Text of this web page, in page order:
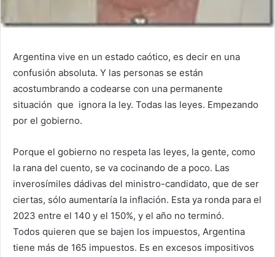
Argentina vive en un estado caótico, es decir en una
confusión absoluta. Y las personas se están
acostumbrando a codearse con una permanente
situación que ignora la ley. Todas las leyes. Empezando
por el gobierno.
Porque el gobierno no respeta las leyes, la gente, como
la rana del cuento, se va cocinando de a poco. Las
inverosímiles dádivas del ministro-candidato, que de ser
ciertas, sólo aumentaría la inflación. Esta ya ronda para el
2023 entre el 140 y el 150%, y el año no terminó.
Todos quieren que se bajen los impuestos, Argentina
tiene más de 165 impuestos. Es en excesos impositivos